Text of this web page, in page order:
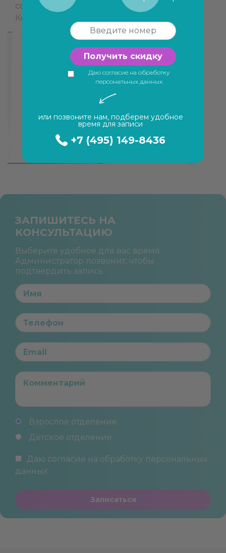
советовать её своим знакомым и близким.
Кожевников Я.В.
ЗАПИШИТЕСЬ НА
КОНСУЛЬТАЦИЮ
Выберите удобное для вас время.
Администратор позвонит, чтобы
подтвердить запись
Взрослое отделение
Детское отделение
Даю согласие на обработку персональных
данных
Записаться
Получить скидку
Даю согласие на обработку
персональных данных
или позвоните нам, подберем удобное
время для записи
+7 (495) 149-8436